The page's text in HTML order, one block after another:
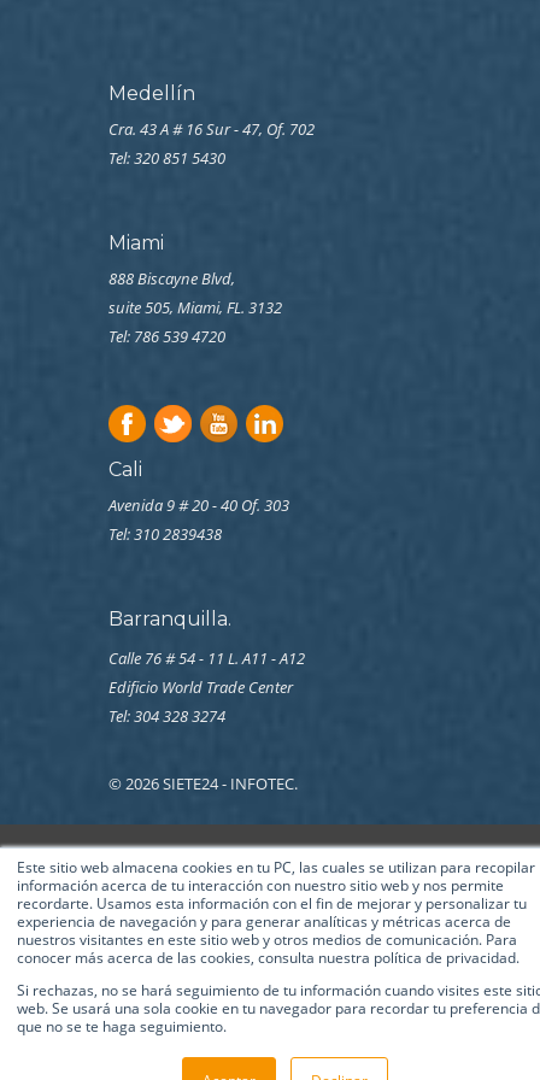
Este sitio web almacena cookies en tu PC, las cuales se utilizan para recopilar
información acerca de tu interacción con nuestro sitio web y nos permite
recordarte. Usamos esta información con el fin de mejorar y personalizar tu
experiencia de navegación y para generar analíticas y métricas acerca de
nuestros visitantes en este sitio web y otros medios de comunicación. Para
conocer más acerca de las cookies, consulta nuestra política de privacidad.
Si rechazas, no se hará seguimiento de tu información cuando visites este
web. Se usará una sola cookie en tu navegador para recordar tu preferencia
que no se te haga seguimiento.
Medellín
Cra. 43 A # 16 Sur - 47, Of. 702
Tel: 320 851 5430
Miami
888 Biscayne Blvd,
suite 505, Miami, FL. 3132
Tel: 786 539 4720
Cali
Avenida 9 # 20 - 40 Of. 303
Tel:310 2839438
Barranquilla.
Calle 76 # 54 - 11 L. A11 - A12
Edificio World Trade Center
Tel: 304 328 3274
© 2026 SIETE24 - INFOTEC.